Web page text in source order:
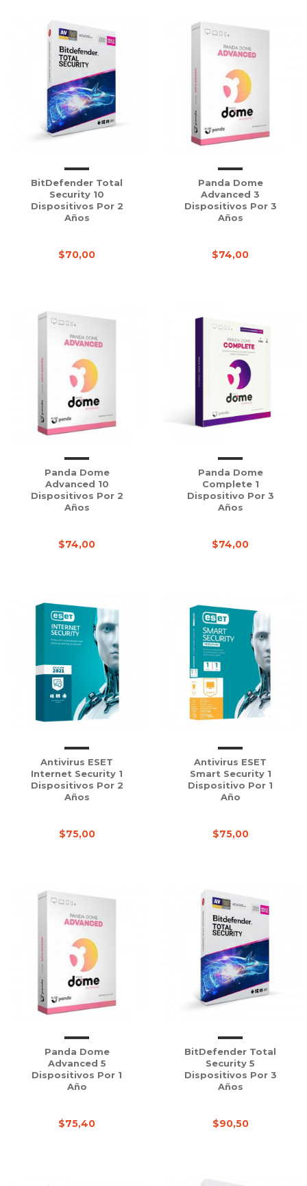
BitDefender Total
Security 10
Dispositivos Por 2
Años
$70,00
Panda Dome
Advanced 3
Dispositivos Por 3
Años
$74,00
Panda Dome
Advanced 10
Dispositivos Por 2
Años
$74,00
Panda Dome
Complete 1
Dispositivo Por 3
Años
$74,00
Antivirus ESET
Internet Security 1
Dispositivos Por 2
Años
$75,00
Antivirus ESET
Smart Security 1
Dispositivo Por 1
Año
$75,00
Panda Dome
Advanced 5
Dispositivos Por 1
Año
$75,40
BitDefender Total
Security 5
Dispositivos Por 3
Años
$90,50